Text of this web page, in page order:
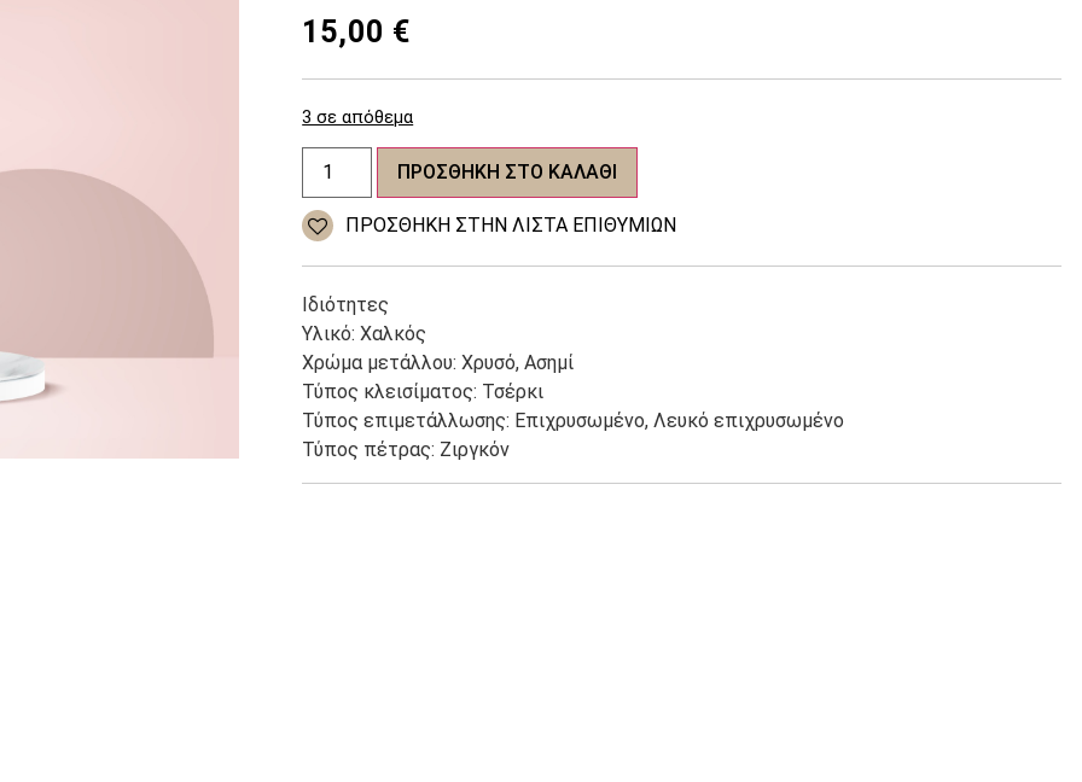
15,00 €
Ιδιότητες
Υλικό: Χαλκός
Χρώμα μετάλλου: Χρυσό, Ασημί
Τύπος κλεισίματος: Τσέρκι
Τύπος επιμετάλλωσης: Επιχρυσωμένο, Λευκό επιχρυσωμένο
Τύπος πέτρας: Ζιργκόν
3 σε απόθεμα
Γυναικεία
σκουλαρίκια
Zirconia
ποσότητα
ΠΡΟΣΘΉΚΗ ΣΤΟ ΚΑΛΆΘΙ
ΠΡΌΣΘΉΚΗ ΣΤΗΝ ΛΊΣΤΑ ΕΠΙΘΥΜΙΏΝ